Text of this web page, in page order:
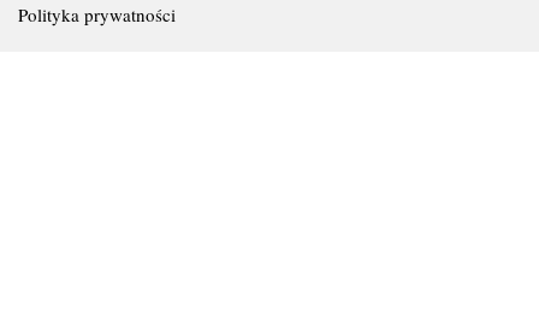
Polityka prywatności